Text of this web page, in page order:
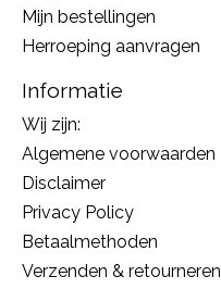
Mijn bestellingen
Herroeping aanvragen
Informatie
Wij zijn:
Algemene voorwaarden
Disclaimer
Privacy Policy
Betaalmethoden
Verzenden & retourneren